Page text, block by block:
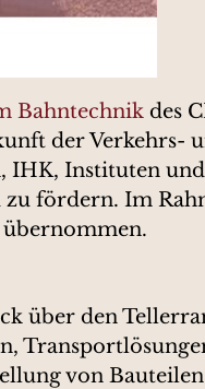
Bahntechnik des
der Verkehrs-
IHK, Instituten
fördern. Im
übernommen.
über den
von